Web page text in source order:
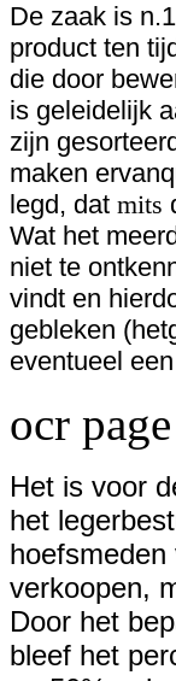
De zaak is
product ten
die door
is geleidelijk
zijn
maken
legd, dat mits
Wat het
niet te
vindt en
gebleken
eventueel
ocr
Het is voor
het
verkoopen,
Door het
bleef het